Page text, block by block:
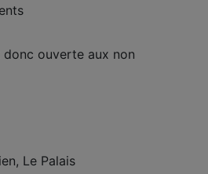
ouverte aux non
Le Palais